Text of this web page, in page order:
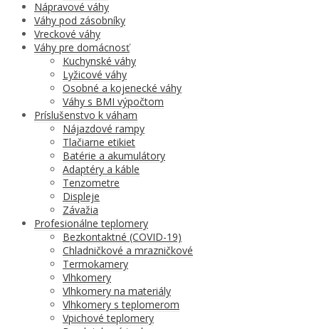
Nápravové váhy
Váhy pod zásobníky
Vreckové váhy
Váhy pre domácnosť
Kuchynské váhy
Lyžicové váhy
Osobné a kojenecké váhy
Váhy s BMI výpočtom
Príslušenstvo k váham
Nájazdové rampy
Tlačiarne etikiet
Batérie a akumulátory
Adaptéry a káble
Tenzometre
Displeje
Závažia
Profesionálne teplomery
Bezkontaktné (COVID-19)
Chladničkové a mrazničkové
Termokamery
Vlhkomery
Vlhkomery na materiály
Vlhkomery s teplomerom
Vpichové teplomery